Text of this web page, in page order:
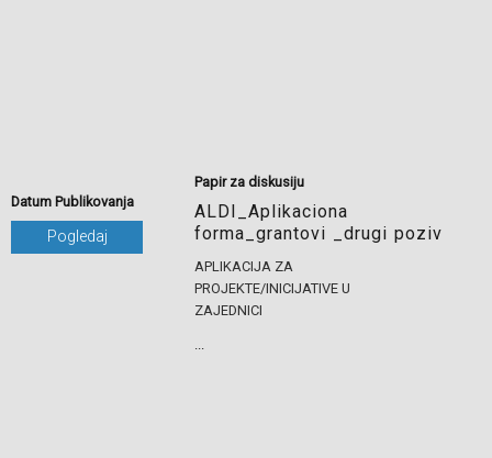
Datum Publikovanja
Pogledaj
Papir za diskusiju
ALDI_Aplikaciona
forma_grantovi _drugi poziv
APLIKACIJA ZA
PROJEKTE/INICIJATIVE U
ZAJEDNICI
...